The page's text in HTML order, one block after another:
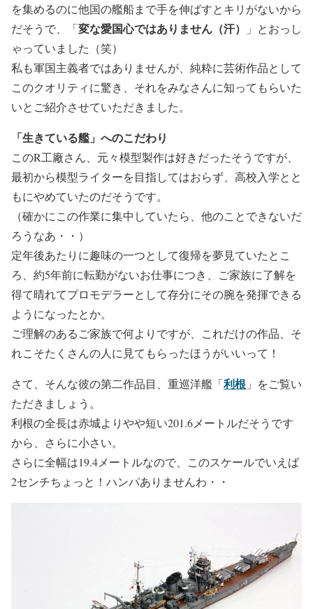
を集めるのに他国の艦船まで手を伸ばすとキリがないから
だそうで、「変な愛国心ではありません（汗）
」とおっし
ゃっていました（笑）
私も軍国主義者ではありませんが、純粋に芸術作品として
このクオリティに驚き、それをみなさんに知ってもらいた
いとご紹介させていただきました。
「生きている艦」へのこだわり
このR工廠さん、元々模型製作は好きだったそうですが、
最初から模型ライターを目指してはおらず、高校入学とと
もにやめていたのだそうです。
（確かにこの作業に集中していたら、他のことできないだ
ろうなあ・・）
定年後あたりに趣味の一つとして復帰を夢見ていたとこ
ろ、約5年前に転勤がないお仕事につき、ご家族に了解を
得て晴れてプロモデラーとして存分にその腕を発揮できる
ようになったとか。
ご理解のあるご家族で何よりですが、これだけの作品、そ
れこそたくさんの人に見てもらったほうがいいって！
さて、そんな彼の第二作品目、重巡洋艦「利根 」をご覧い
ただきましょう。
利根の全長は赤城よりやや短い201.6メートルだそうです
から、さらに小さい。
さらに全幅は19.4メートルなので、このスケールでいえば
2センチちょっと！ハンパありませんわ・・